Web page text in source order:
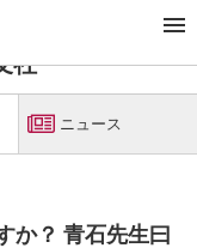
社
ニュース
か？ 青石先生曰